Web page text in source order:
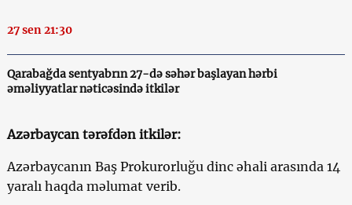
27 sen 21:30
Qarabağda sentyabrın 27-də səhər başlayan hərbi
əməliyyatlar nəticəsində itkilər
Azərbaycan tərəfdən itkilər:
Azərbaycanın Baş Prokurorluğu dinc əhali arasında 14
yaralı haqda məlumat verib.